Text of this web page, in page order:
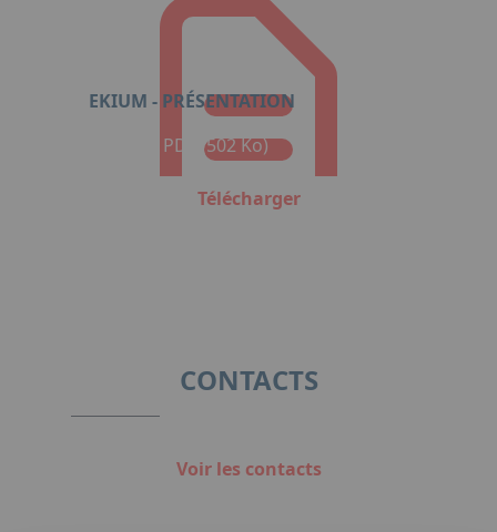
EKIUM - PRÉSENTATION
Format : PDF (502 Ko)
Télécharger
CONTACTS
Voir les contacts